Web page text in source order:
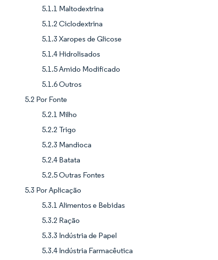
5.1.1 Maltodextrina
5.1.2 Ciclodextrina
5.1.3 Xaropes de Glicose
5.1.4 Hidrolisados
5.1.5 Amido Modificado
5.1.6 Outros
5.2 Por Fonte
5.2.1 Milho
5.2.2 Trigo
5.2.3 Mandioca
5.2.4 Batata
5.2.5 Outras Fontes
5.3 Por Aplicação
5.3.1 Alimentos e Bebidas
5.3.2 Ração
5.3.3 Indústria de Papel
5.3.4 Indústria Farmacêutica